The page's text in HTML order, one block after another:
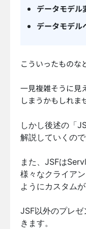
データモデル
データモデル
こういったものな
一見複雑そうに見
しまうかもしれま
しかし後述の「
解説していくの
また、JSFは
様々なクライア
ようにカスタムが
JSF以外のプレ
きます。